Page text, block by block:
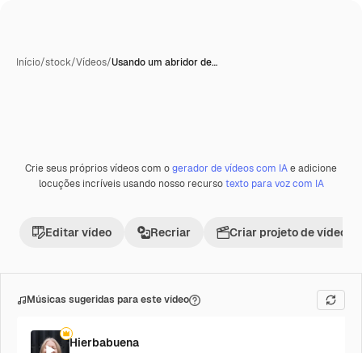
Início/stock/Vídeos/Usando um abridor de…
Premium
Crie seus próprios vídeos com ogerador de vídeos com IAe adicione
locuções incríveis usando nosso recursotexto para voz com IA
Editar vídeo Recriar Criar projeto de vídeo
Músicas sugeridas para este vídeo
Hierbabuena